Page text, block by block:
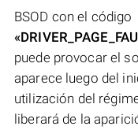
BSOD con el código
puede provocar el
aparece luego del
utilización del
liberará de la